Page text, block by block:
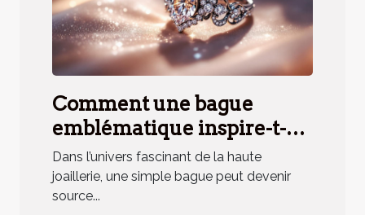
Comment une bague
emblématique inspire-t-
elle un parfum unique ?
Dans l’univers fascinant de la haute
joaillerie, une simple bague peut devenir
source...